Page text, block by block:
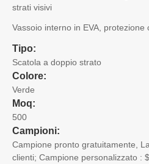
strati visivi
Vassoio interno in EVA,
Tipo:
Scatola a doppio strato
Colore:
Verde
Moq:
500
Campioni:
Campione pronto gratuitamente,
clienti; Campione personalizzato :